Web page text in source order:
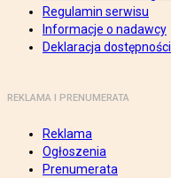
Regulamin serwisu
Informacje o nadawcy
Deklaracja dostępności
REKLAMA I PRENUMERATA
Reklama
Ogłoszenia
Prenumerata